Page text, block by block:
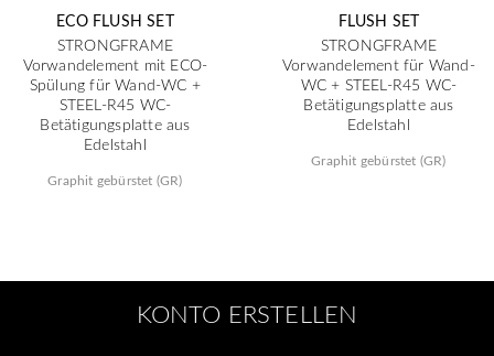
ECO FLUSH SET
STRONGFRAME
Vorwandelement mit ECO-
Spülung für Wand-WC +
STEEL-R45 WC-
Betätigungsplatte aus
Edelstahl
Graphit gebürstet (GR)
FLUSH SET
STRONGFRAME
Vorwandelement für Wand-
WC + STEEL-R45 WC-
Betätigungsplatte aus
Edelstahl
Graphit gebürstet (GR)
KONTO ERSTELLEN